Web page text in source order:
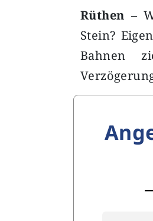
Rüthen –
Stein?
Bahnen